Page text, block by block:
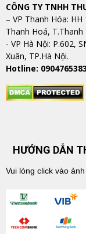
CÔNG TY TNHH
– VP Thanh Hóa:
Thanh Hoá, T.Thanh
​​​​​​​- VP Hà Nội: P.602,
Xuân, TP.Hà Nội.
Hotline: 0904765383
HƯỚNG DẪN
Vui lòng click vào